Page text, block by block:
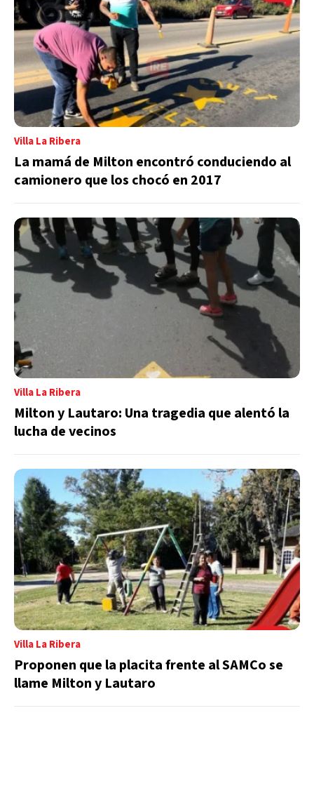
Villa La Ribera
La mamá de Milton encontró conduciendo al
camionero que los chocó en 2017
Villa La Ribera
Milton y Lautaro: Una tragedia que alentó la
lucha de vecinos
Villa La Ribera
Proponen que la placita frente al SAMCo se
llame Milton y Lautaro